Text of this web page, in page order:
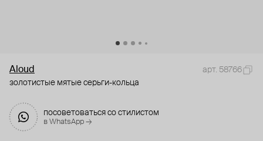
Aloud
арт. 58766
золотистые мятые серьги-кольца
посоветоваться со стилистом
в WhatsApp →